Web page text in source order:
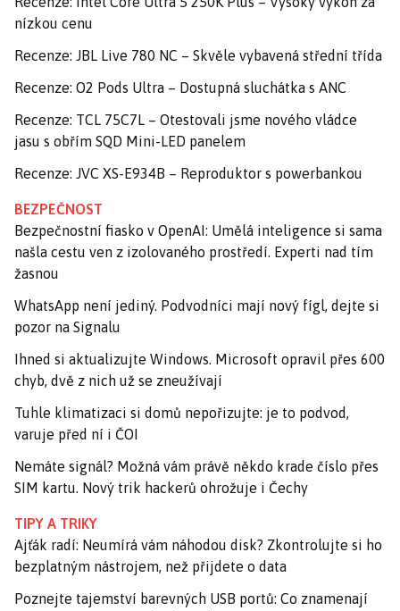
nízkou cenu
Recenze: JBL Live 780 NC – Skvěle vybavená střední třída
Recenze: O2 Pods Ultra – Dostupná sluchátka s ANC
Recenze: TCL 75C7L – Otestovali jsme nového vládce
jasu s obřím SQD Mini-LED panelem
Recenze: JVC XS-E934B – Reproduktor s powerbankou
BEZPEČNOST
Bezpečnostní fiasko v OpenAI: Umělá inteligence si sama
našla cestu ven z izolovaného prostředí. Experti nad tím
žasnou
WhatsApp není jediný. Podvodníci mají nový fígl, dejte si
pozor na Signalu
Ihned si aktualizujte Windows. Microsoft opravil přes 600
chyb, dvě z nich už se zneužívají
Tuhle klimatizaci si domů nepořizujte: je to podvod,
varuje před ní i ČOI
Nemáte signál? Možná vám právě někdo krade číslo přes
SIM kartu. Nový trik hackerů ohrožuje i Čechy
TIPY A TRIKY
Ajťák radí: Neumírá vám náhodou disk? Zkontrolujte si ho
bezplatným nástrojem, než přijdete o data
Poznejte tajemství barevných USB portů: Co znamenají